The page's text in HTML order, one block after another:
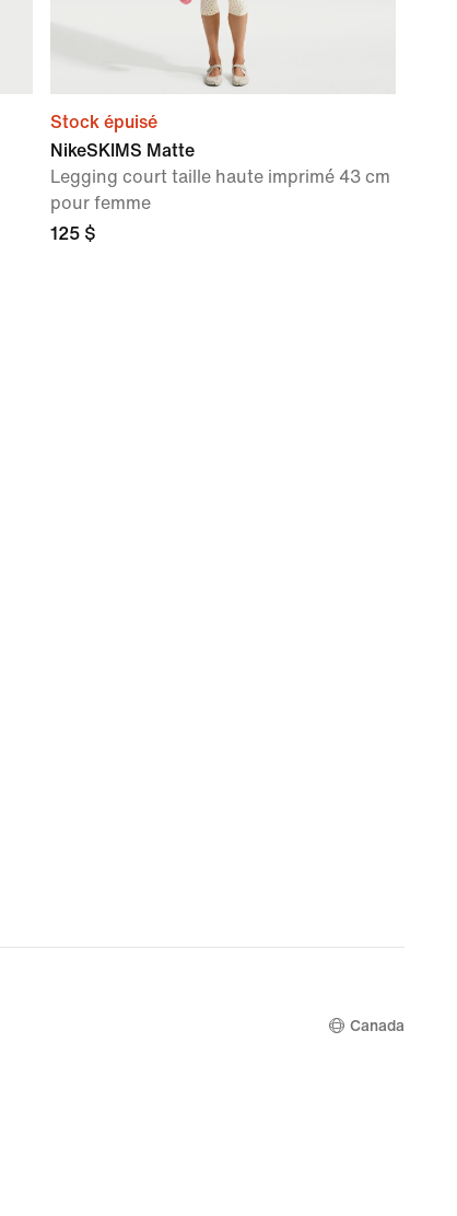
Stock épuisé
NikeSKIMS Matte
Legging court taille haute imprimé 43 cm
pour femme
125 $
Canada